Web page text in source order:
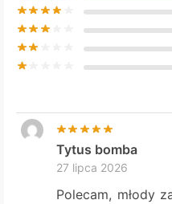
Tytus bomba
27 lipca 2026
Polecam, młody